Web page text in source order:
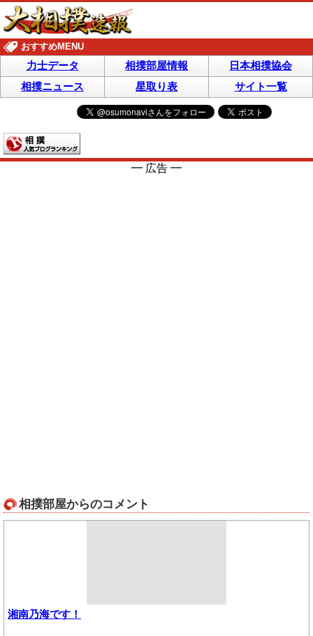
おすすめMENU
力士データ 相撲部屋情報
日本相撲協会
相撲ニュース
星取り表 サイト一覧
━ 広告 ━
相撲部屋からのコメント
湘南乃海です！